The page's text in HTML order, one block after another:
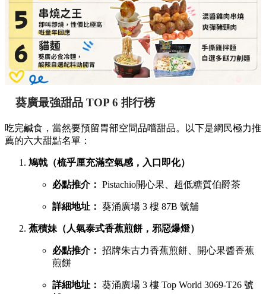
葵廣最強甜品 TOP 6 排行榜
吃完鹹食，當然要預留胃部空間品嚐甜品。以下是網民極力推
薦的六大甜點名單：
鳩戟（梳乎厘充滿空氣感，入口即化）
必點推介： Pistachio開心果、超低糖質伯爵茶
詳細地址： 葵涌廣場 3 樓 87B 號舖
蕉積妹（人氣泰式香蕉煎餅，邪惡爆燈）
必點推介： 招牌朱古力香蕉煎餅、開心果醬香蕉
煎餅
詳細地址： 葵涌廣場 3 樓 Top World 3069-T26 號